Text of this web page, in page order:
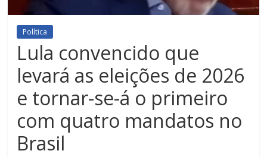
Política
Lula convencido que
levará as eleições de 2026
e tornar-se-á o primeiro
com quatro mandatos no
Brasil